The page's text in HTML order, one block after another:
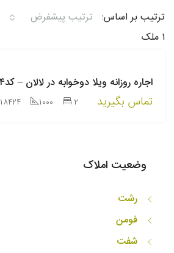
۱ ملک
ترتیب بر اساس: ترتیب پیشفرض
اجاره روزانه ویلا دوخوابه در لالان – کد۱۸۴۲۴
تماس بگیرید ۲ ۱۰۰۰ ۱۸۴۲۴
وضعیت املاک
رشت
فومن
شفت